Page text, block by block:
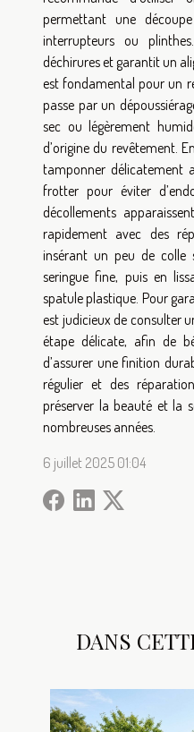
permettant une
interrupteurs ou
déchirures et garantit un
est fondamental pour un
passe par un
sec ou légèrement
d’origine du revêtement.
tamponner délicatement
frotter pour éviter
décollements
rapidement avec des
insérant un peu de colle
seringue fine, puis en
spatule plastique. Pour
est judicieux de consulter
étape délicate, afin de
d’assurer une finition
régulier et des
préserver la beauté et la
nombreuses années.
6 juillet 2025 01:04
DANS